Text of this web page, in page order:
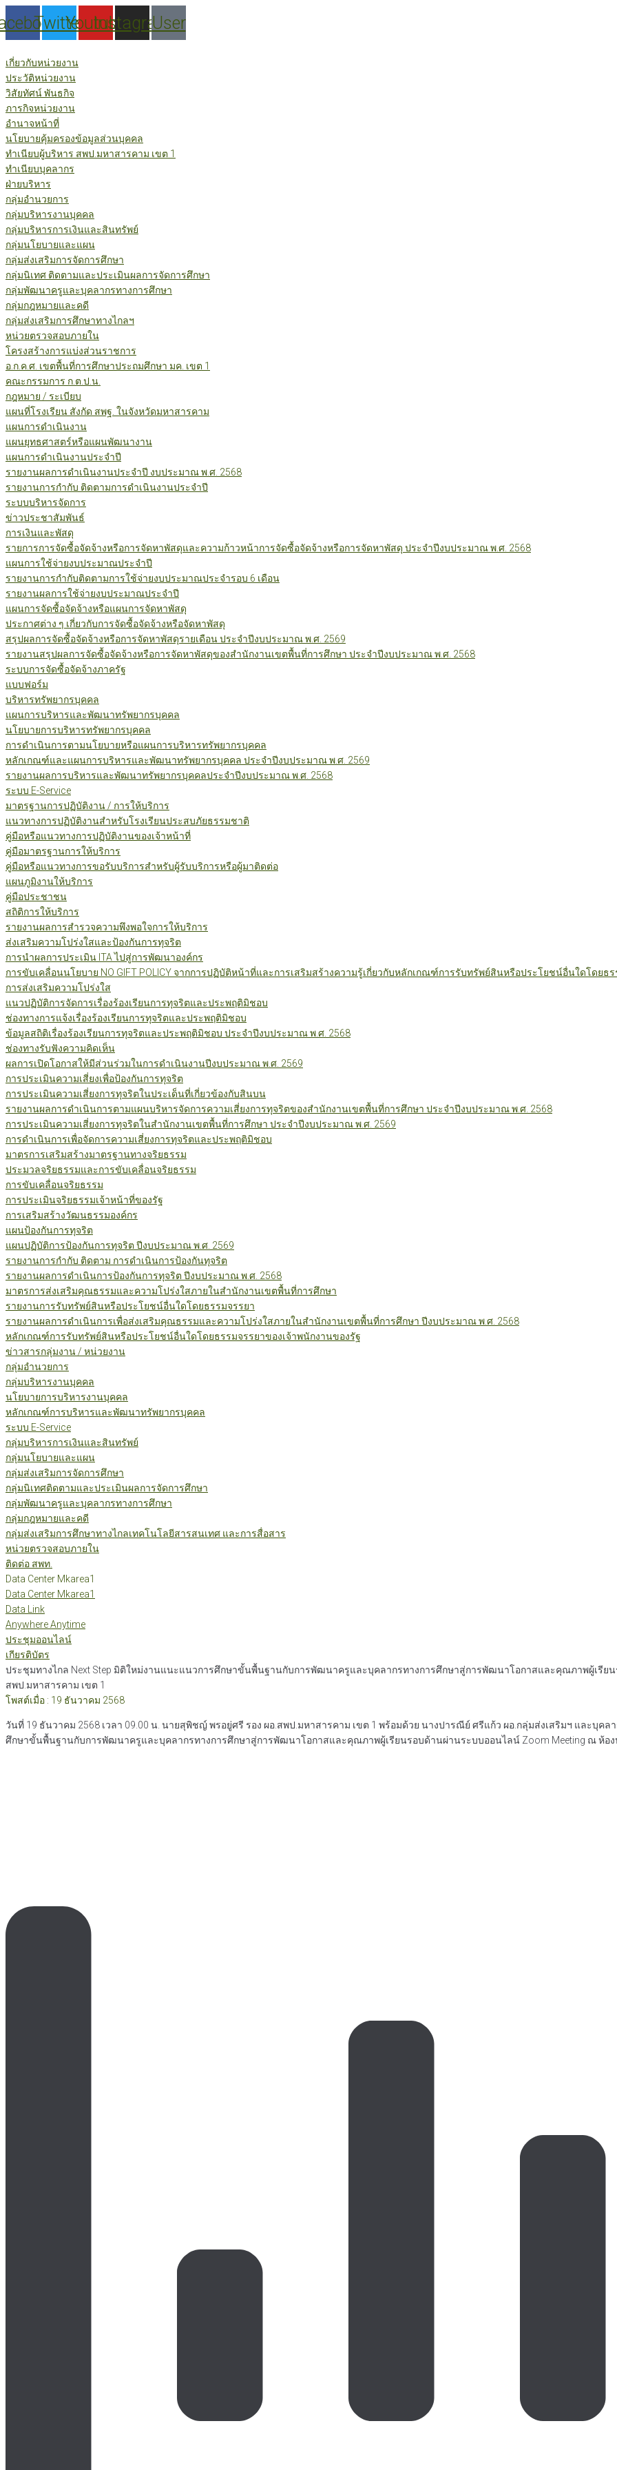
to
content
TwitterYoutube
Instagram
User
เกี่ยวกับหน่วยงาน
ประวัติหน่วยงาน
วิสัยทัศน์ พันธกิจ
ภารกิจหน่วยงาน
อำนาจหน้าที่
นโยบายคุ้มครองข้อมูลส่วนบุคคล
ทำเนียบผู้บริหาร สพป.มหาสารคาม เขต 1
ทำเนียบบุคลากร
ฝ่ายบริหาร
กลุ่มอำนวยการ
กลุ่มบริหารงานบุคคล
กลุ่มบริหารการเงินและสินทรัพย์
กลุ่มนโยบายและแผน
กลุ่มส่งเสริมการจัดการศึกษา
กลุ่มนิเทศ ติดตามและประเมินผลการจัดการศึกษา
กลุ่มพัฒนาครูและบุคลากรทางการศึกษา
กลุ่มกฎหมายและคดี
กลุ่มส่งเสริมการศึกษาทางไกลฯ
หน่วยตรวจสอบภายใน
โครงสร้างการแบ่งส่วนราชการ
อ.ก.ค.ศ. เขตพื้นที่การศึกษาประถมศึกษา มค. เขต 1
คณะกรรมการ ก.ต.ป.น.
กฎหมาย / ระเบียบ
แผนที่โรงเรียน สังกัด สพฐ. ในจังหวัดมหาสารคาม
แผนการดำเนินงาน
แผนยุทธศาสตร์หรือแผนพัฒนางาน
แผนการดำเนินงานประจำปี
รายงานผลการดำเนินงานประจำปี งบประมาณ พ.ศ. 2568
รายงานการกำกับ ติดตามการดำเนินงานประจำปี
ระบบบริหารจัดการ
ข่าวประชาสัมพันธ์
การเงินและพัสดุ
รายการการจัดซื้อจัดจ้างหรือการจัดหาพัสดุและความก้าวหน้าการจัดซื้อจัดจ้างหรือการจัดหาพัสดุ ประจำปีงบประมาณ พ.ศ. 2568
แผนการใช้จ่ายงบประมาณประจำปี
รายงานการกำกับติดตามการใช้จ่ายงบประมาณประจำรอบ 6 เดือน
รายงานผลการใช้จ่ายงบประมาณประจำปี
แผนการจัดซื้อจัดจ้างหรือแผนการจัดหาพัสดุ
ประกาศต่าง ๆ เกี่ยวกับการจัดซื้อจัดจ้างหรือจัดหาพัสดุ
สรุปผลการจัดซื้อจัดจ้างหรือการจัดหาพัสดุรายเดือน ประจำปีงบประมาณ พ.ศ. 2569
รายงานสรุปผลการจัดซื้อจัดจ้างหรือการจัดหาพัสดุของสำนักงานเขตพื้นที่การศึกษา ประจำปีงบประมาณ พ.ศ. 2568
ระบบการจัดซื้อจัดจ้างภาครัฐ
แบบฟอร์ม
บริหารทรัพยากรบุคคล
แผนการบริหารและพัฒนาทรัพยากรบุคคล
นโยบายการบริหารทรัพยากรบุคคล
การดำเนินการตามนโยบายหรือแผนการบริหารทรัพยากรบุคคล
หลักเกณฑ์และแผนการบริหารและพัฒนาทรัพยากรบุคคล ประจำปีงบประมาณ พ.ศ. 2569
รายงานผลการบริหารและพัฒนาทรัพยากรบุคคลประจำปีงบประมาณ พ.ศ. 2568
ระบบ E-Service
มาตรฐานการปฏิบัติงาน / การให้บริการ
แนวทางการปฏิบัติงานสำหรับโรงเรียนประสบภัยธรรมชาติ
คู่มือหรือแนวทางการปฏิบัติงานของเจ้าหน้าที่
คู่มือมาตรฐานการให้บริการ
คู่มือหรือแนวทางการขอรับบริการสำหรับผู้รับบริการหรือผู้มาติดต่อ
แผนภูมิงานให้บริการ
คู่มือประชาชน
สถิติการให้บริการ
รายงานผลการสำรวจความพึงพอใจการให้บริการ
ส่งเสริมความโปร่งใสและป้องกันการทุจริต
การนำผลการประเมิน ITA ไปสู่การพัฒนาองค์กร
การขับเคลื่อนนโยบาย NO GIFT POLICY จากการปฏิบัติหน้าที่และการเสริมสร้างความรู้เกี่ยวกับหลักเกณฑ์การรับทรัพย์สินหรือประโยชน์อื่นใดโดยธ
การส่งเสริมความโปร่งใส
แนวปฏิบัติการจัดการเรื่องร้องเรียนการทุจริตและประพฤติมิชอบ
ช่องทางการแจ้งเรื่องร้องเรียนการทุจริตและประพฤติมิชอบ
ข้อมูลสถิติเรื่องร้องเรียนการทุจริตและประพฤติมิชอบ ประจำปีงบประมาณ พ.ศ. 2568
ช่องทางรับฟังความคิดเห็น
ผลการเปิดโอกาสให้มีส่วนร่วมในการดำเนินงานปีงบประมาณ พ.ศ. 2569
การประเมินความเสี่ยงเพื่อป้องกันการทุจริต
การประเมินความเสี่ยงการทุจริตในประเด็นที่เกี่ยวข้องกับสินบน
รายงานผลการดำเนินการตามแผนบริหารจัดการความเสี่ยงการทุจริตของสำนักงานเขตพื้นที่การศึกษา ประจำปีงบประมาณ พ.ศ. 2568
การประเมินความเสี่ยงการทุจริตในสำนักงานเขตพื้นที่การศึกษา ประจำปีงบประมาณ พ.ศ. 2569
การดำเนินการเพื่อจัดการความเสี่ยงการทุจริตและประพฤติมิชอบ
มาตรการเสริมสร้างมาตรฐานทางจริยธรรม
ประมวลจริยธรรมและการขับเคลื่อนจริยธรรม
การขับเคลื่อนจริยธรรม
การประเมินจริยธรรมเจ้าหน้าที่ของรัฐ
การเสริมสร้างวัฒนธรรมองค์กร
แผนป้องกันการทุจริต
แผนปฏิบัติการป้องกันการทุจริต ปีงบประมาณ พ.ศ. 2569
รายงานการกำกับ ติดตาม การดำเนินการป้องกันทุจริต
รายงานผลการดำเนินการป้องกันการทุจริต ปีงบประมาณ พ.ศ. 2568
มาตรการส่งเสริมคุณธรรมและความโปร่งใสภายในสำนักงานเขตพื้นที่การศึกษา
รายงานการรับทรัพย์สินหรือประโยชน์อื่นใดโดยธรรมจรรยา
รายงานผลการดำเนินการเพื่อส่งเสริมคุณธรรมและความโปร่งใสภายในสำนักงานเขตพื้นที่การศึกษา ปีงบประมาณ พ.ศ. 2568
หลักเกณฑ์การรับทรัพย์สินหรือประโยชน์อื่นใดโดยธรรมจรรยาของเจ้าพนักงานของรัฐ
ข่าวสารกลุ่มงาน / หน่วยงาน
กลุ่มอำนวยการ
กลุ่มบริหารงานบุคคล
นโยบายการบริหารงานบุคคล
หลักเกณฑ์การบริหารและพัฒนาทรัพยากรบุคคล
ระบบ E-Service
กลุ่มบริหารการเงินและสินทรัพย์
กลุ่มนโยบายและแผน
กลุ่มส่งเสริมการจัดการศึกษา
กลุ่มนิเทศติดตามและประเมินผลการจัดการศึกษา
กลุ่มพัฒนาครูและบุคลากรทางการศึกษา
กลุ่มกฎหมายและคดี
กลุ่มส่งเสริมการศึกษาทางไกลเทคโนโลยีสารสนเทศ และการสื่อสาร
หน่วยตรวจสอบภายใน
ติดต่อ สพท.
Data Center Mkarea1
Data Center Mkarea1
Data Link
Anywhere Anytime
ประชุมออนไลน์
เกียรติบัตร
ประชุมทางไกล Next Step มิติใหม่งานแนะแนวการศึกษาขั้นพื้นฐานกับการพัฒนาครูและบุคลากรทางการศึกษาสู่การพัฒนาโอกาสและคุณภาพผู้เรีย
สพป.มหาสารคาม เขต 1
โพสต์เมื่อ : 19 ธันวาคม 2568
วันที่ 19 ธันวาคม 2568 เวลา 09.00 น. นายสุพิชญ์ พรอยู่ศรี รอง ผอ.สพป.มหาสารคาม เขต 1 พร้อมด้วย นางปารณีย์ ศรีแก้ว ผอ.กลุ่มส่งเสริมฯ และบุค
ศึกษาขั้นพื้นฐานกับการพัฒนาครูและบุคลากรทางการศึกษาสู่การพัฒนาโอกาสและคุณภาพผู้เรียนรอบด้านผ่านระบบออนไลน์ Zoom Meeting ณ ห้อง